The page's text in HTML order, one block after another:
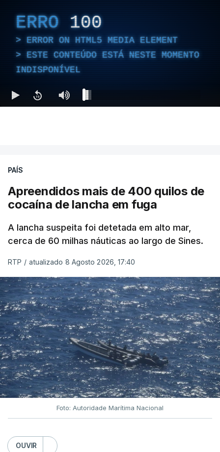
ERRO 100
ERROR ON HTML5 MEDIA ELEMENT
ESTE CONTEÚDO ESTÁ NESTE MOMENTO
INDISPONÍVEL
PAÍS
Apreendidos mais de 400 quilos de
cocaína de lancha em fuga
A lancha suspeita foi detetada em alto mar,
cerca de 60 milhas náuticas ao largo de Sines.
RTP / atualizado 8 Agosto 2026, 17:40
Foto: Autoridade Marítima Nacional
OUVIR